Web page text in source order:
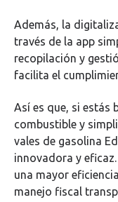
Además, la
través de la app
recopilación y
facilita el
Así es que, si estás
combustible y
vales de gasolina
innovadora y
una mayor
manejo fiscal